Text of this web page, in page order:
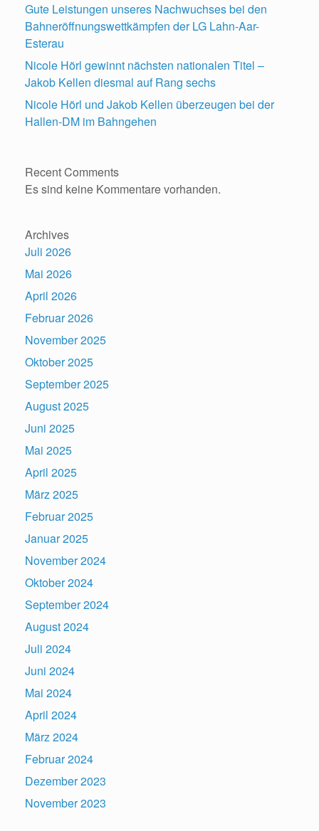
Gute Leistungen unseres Nachwuchses bei den
Bahneröffnungswettkämpfen der LG Lahn-Aar-
Esterau
Nicole Hörl gewinnt nächsten nationalen Titel –
Jakob Kellen diesmal auf Rang sechs
Nicole Hörl und Jakob Kellen überzeugen bei der
Hallen-DM im Bahngehen
Recent Comments
Es sind keine Kommentare vorhanden.
Archives
Juli 2026
Mai 2026
April 2026
Februar 2026
November 2025
Oktober 2025
September 2025
August 2025
Juni 2025
Mai 2025
April 2025
März 2025
Februar 2025
Januar 2025
November 2024
Oktober 2024
September 2024
August 2024
Juli 2024
Juni 2024
Mai 2024
April 2024
März 2024
Februar 2024
Dezember 2023
November 2023